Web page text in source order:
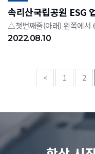
속리산국립공원 ESG
2022.08.10
< 1 2